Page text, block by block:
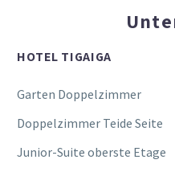
HOTEL TIGAIGA
Garten Doppelzimmer
Doppelzimmer Teide Seite
Junior-Suite oberste Etage